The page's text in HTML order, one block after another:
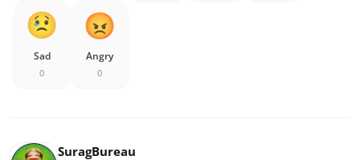
Sad
0
Angry
0
SuragBureau